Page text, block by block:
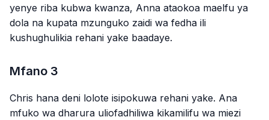
yenye riba kubwa kwanza, Anna ataokoa maelfu ya
dola na kupata mzunguko zaidi wa fedha ili
kushughulikia rehani yake baadaye.
Mfano 3
Chris hana deni lolote isipokuwa rehani yake. Ana
mfuko wa dharura uliofadhiliwa kikamilifu wa miezi